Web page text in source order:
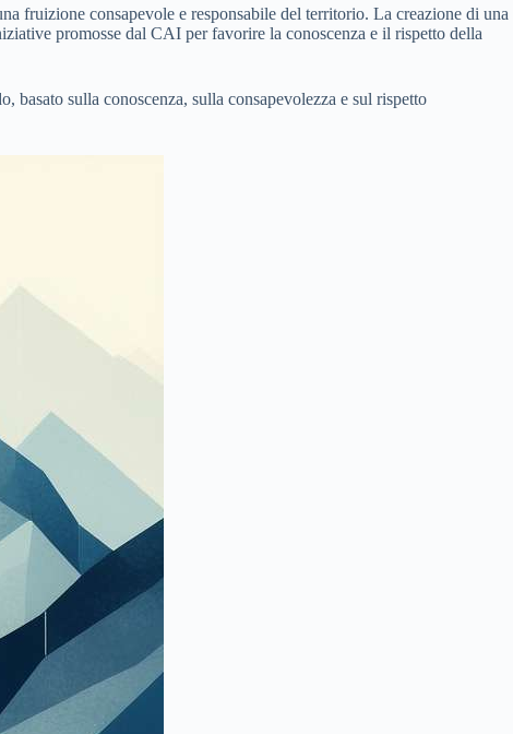
fruizione consapevole e responsabile del territorio. La creazione di una
promosse dal CAI per favorire la conoscenza e il rispetto della
sulla conoscenza, sulla consapevolezza e sul rispetto